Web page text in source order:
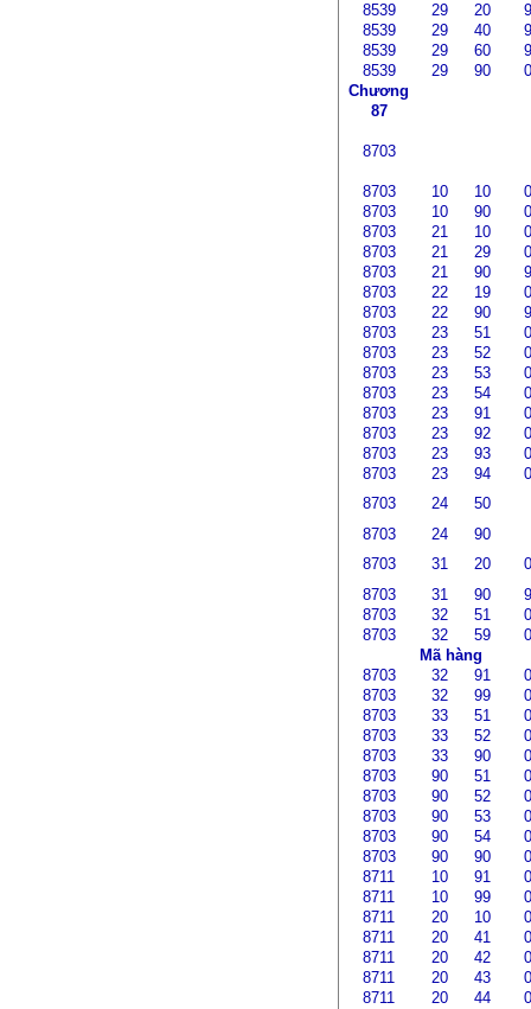
8539
29 20
8539
29 40
8539
29 60
8539
29 90
Chương
87
8703
8703 10 10
8703
10 90
8703
21 10
8703
21 29
8703
21 90
8703
22 19
8703
22 90
8703
23 51
8703
23 52
8703
23 53
8703
23 54
8703
23 91
8703
23 92
8703
23 93
8703
23 94
8703
24
50
8703
24
90
8703
31 20
8703
31 90
8703
32 51
8703
32 59
Mã hàng
8703
32 91
8703
32 99
8703
33 51
8703
33 52
8703
33 90
8703
90 51
8703
90 52
8703
90 53
8703
90 54
8703
90 90
8711
10 91
8711
10 99
8711
20 10
8711
20 41
8711
20 42
8711
20 43
8711
20 44